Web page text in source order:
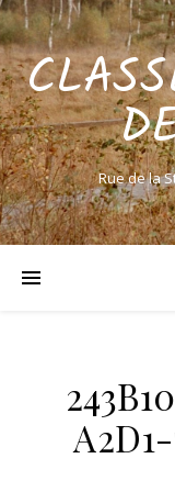
Rue de la